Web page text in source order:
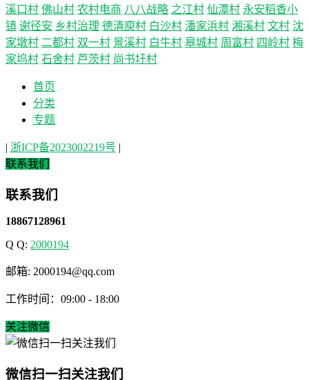
溪口村 佛山村 农村电商 八八战略 之江村 仙潭村 永安稻香小
镇 谢径安 乡村治理 德清庾村 白沙村 潘家浜村 湘溪村 文村 沈
家墩村 二都村 双一村 景溪村 白牛村 皋城村 周富村 四岭村 梅
家坞村 石舍村 芦茨村 尚书圩村
首页
分类
专题
| 浙ICP备2023002219号 |
联系我们
联系我们
18867128961
Q Q: 2000194
邮箱: 2000194@qq.com
工作时间：09:00 - 18:00
关注微信
微信扫一扫关注我们